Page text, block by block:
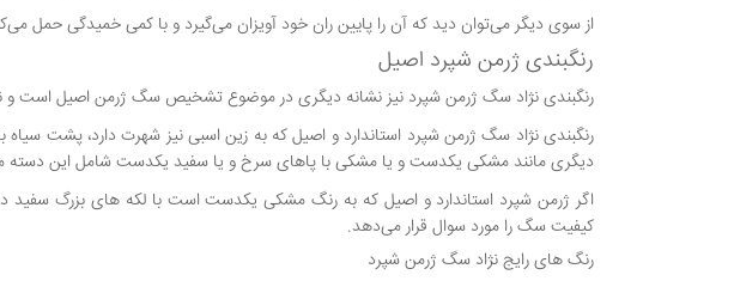
از سوی دیگر می‌توان دید که آن را پایین ران خود آویزان می‌گیرد و با کمی خمیدگی حمل
رنگبندی ژرمن شپرد اصیل
رنگبندی نژاد سگ ژرمن شپرد نیز نشانه دیگری در موضوع تشخیص سگ ژرمن اصیل است
رنگبندی نژاد سگ ژرمن شپرد استاندارد و اصیل که به زین اسبی نیز شهرت دارد، پشت
دیگری مانند مشکی یکدست و یا مشکی با پاهای سرخ و یا سفید یکدست شامل این دسته
اگر ژرمن شپرد استاندارد و اصیل که به رنگ مشکی یکدست است با لکه های بزرگ سفید
کیفیت سگ را مورد سوال قرار می‌دهد.
رنگ های رایج نژاد سگ ژرمن شپرد